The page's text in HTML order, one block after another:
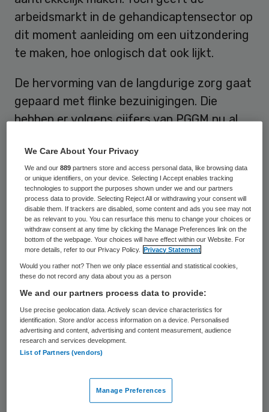
arbeidsmarkt in de gehandicaptensector op
dit moment aanleiding om een uitzondering
te maken, hoe onlogisch dat ook lijkt.
De hervorming van de langdurige zorg gaat
gepaard met flinke bezuinigingen. Die
hebben er volgens cijfers van PGGM nu al
minder werken in de gehandicaptenzorg.
Gelukkig zijn er relatief nog weinig
gedwongen ontslagen gevallen, maar
helaas komt dit vooral doordat werkgevers
er noodgedwongen voor hebben gekozen
tijdelijke contracten niet te verlengen en
geen nieuwe mensen aan te nemen. Dat
betekent het vertrek van goedopgeleide
jongeren die nog maar net in de sector
bezig waren.
Geen banen
Dat is niet alleen een probleem voor die
jongeren zelf. Zo’n situatie heeft natuurlijk
We Care About Your Privacy
We and our889 partners store and access personal data, like browsing data
or unique identifiers, on your device. Selecting I Accept enables tracking
technologies to support the purposes shown under we and our partners
process data to provide. Selecting Reject All or withdrawing your consent will
disable them. If trackers are disabled, some content and ads you see may not
be as relevant to you. You can resurface this menu to change your choices or
withdraw consent at any time by clicking the Manage Preferences link on the
bottom of the webpage. Your choices will have effect within our Website. For
more details, refer to our Privacy Policy.
Privacy Statement
Would you rather not? Then we only place essential and statistical cookies,
these do not record any data about you as a person
We and our partners process data to provide:
Use precise geolocation data. Actively scan device characteristics for
identification. Store and/or access information on a device. Personalised
advertising and content, advertising and content measurement, audience
research and services development.
List of Partners (vendors)
Manage Preferences